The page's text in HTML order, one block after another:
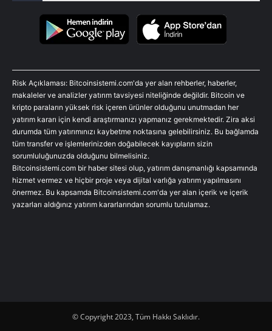
Risk Açıklaması: Bitcoinsistemi.com'da yer alan rehberler, haberler,
makaleler ve analizler yatırım tavsiyesi niteliğinde değildir. Bitcoin ve
kripto paraların yüksek risk içeren ürünler olduğunu unutmadan her
yatırım kararı için kendi araştırmanızı yapmanız gerekmektedir. Zira aksi
durumda tüm yatırımınızı kaybetme noktasına gelebilirsiniz. Bu bağlamda
tüm transfer ve işlemlerinizden doğabilecek kayıpların sizin
sorumluluğunuzda olduğunu bilmelisiniz.
Bitcoinsistemi.com bir haber sitesi olup, yatırım danışmanlığı kapsamında
hizmet vermez ve hiçbir proje veya dijital varlığa yatırım yapılmasını
önermez. Bu kapsamda Bitcoinsistemi.com'da yer alan içerik ve içerik
yazarları aldığınız yatırım kararlarından sorumlu tutulamaz.
© Copyright 2023, Tüm Hakkı Saklıdır.